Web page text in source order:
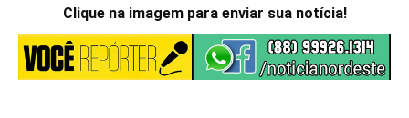
Clique na imagem para enviar sua notícia!